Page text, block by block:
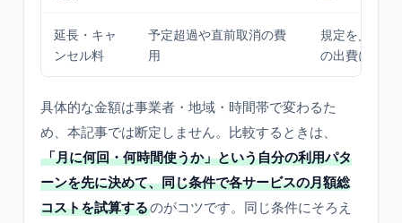
延長・キャ
ンセル料
予定超過や直前取消の費
用
規定を見落と
の出費に
具体的な金額は事業者・地域・時間帯で変わるた
め、本記事では断定しません。比較するときは、
「月に何回・何時間使うか」という自分の利用パタ
ーンを先に決めて、同じ条件で各サービスの月額総
コストを試算するのがコツです。同じ条件にそろえ